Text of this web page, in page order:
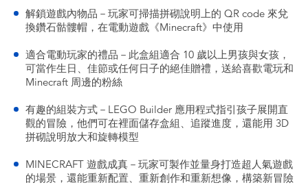
解鎖遊戲內物品－玩家可掃描拼砌說明上的 QR code 來兌
換鑽石骷髏帽，在電動遊戲《Minecraft》中使用
適合電動玩家的禮品－此盒組適合 10 歲以上男孩與女孩，
可當作生日、佳節或任何日子的絕佳贈禮，送給喜歡電玩和
Minecraft 周邊的粉絲
有趣的組裝方式－LEGO Builder 應用程式指引孩子展開直
觀的冒險，他們可在裡面儲存盒組、追蹤進度，還能用 3D
拼砌說明放大和旋轉模型
MINECRAFT 遊戲成真－玩家可製作並量身打造超人氣遊戲
的場景，還能重新配置、重新創作和重新想像，構築新冒險